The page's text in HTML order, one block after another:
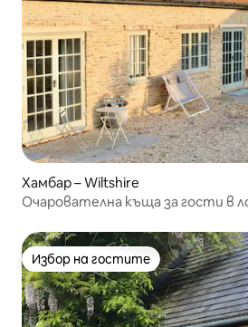
Хамбар – Wiltshire
Очарователна къща за гости в
Избор на гостите
Избор на гостите